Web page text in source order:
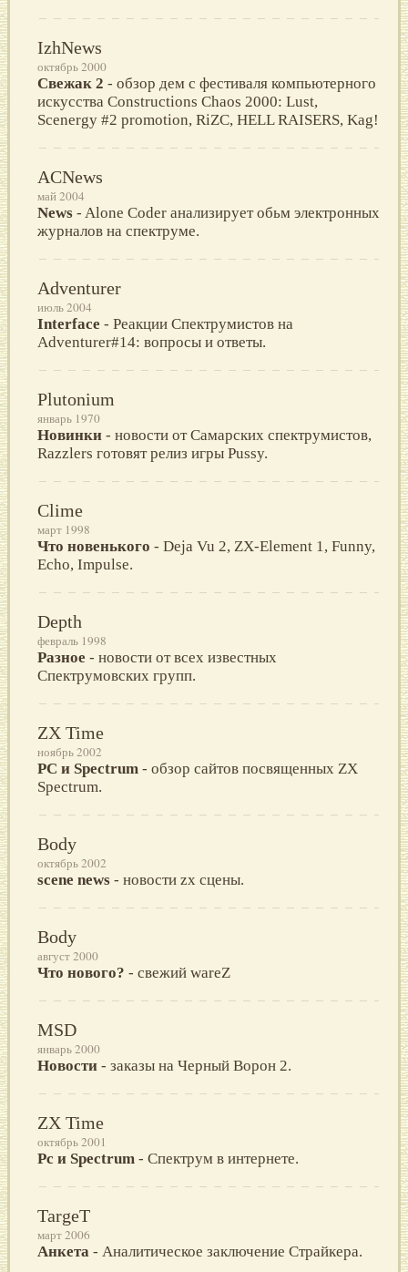
IzhNews
октябрь 2000
Свежак 2 - обзор дем с фестиваля компьютерного
искусства Constructions Chaos 2000: Lust,
Scenergy #2 promotion, RiZC, HELL RAISERS, Kag!
ACNews
май 2004
News - Alone Coder анализирует обьм электронных
журналов на спектруме.
Adventurer
июль 2004
Interface - Реакции Спектрумистов на
Adventurer#14: вопросы и ответы.
Plutonium
январь 1970
Новинки - новости от Самарских спектрумистов,
Razzlers готовят релиз игры Pussy.
Clime
март 1998
Что новенького - Deja Vu 2, ZX-Element 1, Funny,
Echo, Impulse.
Depth
февраль 1998
Разное - новости от всех известных
Спектрумовских групп.
ZX Time
ноябрь 2002
PC и Spectrum - обзор сайтов посвященных ZX
Spectrum.
Body
октябрь 2002
scene news - новости zx сцены.
Body
август 2000
Что нового? - свежий wareZ
MSD
январь 2000
Новости - заказы на Черный Ворон 2.
ZX Time
октябрь 2001
Pc и Spectrum - Спектрум в интернете.
TargeT
март 2006
Анкета - Аналитическое заключение Страйкера.